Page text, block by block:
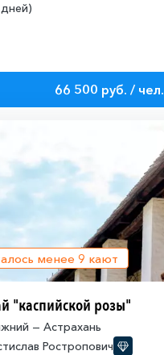
66 500 руб. / чел.
менее 9 кают
"каспийской розы"
— Астрахань
Ростропович